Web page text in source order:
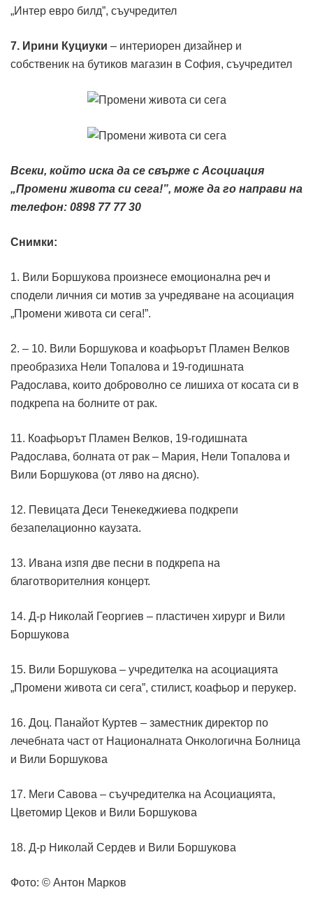
„Интер евро билд”, съучредител
7. Ирини Куциуки – интериорен дизайнер и
собственик на бутиков магазин в София, съучредител
Всеки, който иска да се свърже с Асоциация
„Промени живота си сега!”, може да го направи на
телефон: 0898 77 77 30
Снимки:
1. Вили Боршукова произнесе емоционална реч и
сподели личния си мотив за учредяване на асоциация
„Промени живота си сега!”.
2. – 10. Вили Боршукова и коафьорът Пламен Велков
преобразиха Нели Топалова и 19-годишната
Радослава, които доброволно се лишиха от косата си в
подкрепа на болните от рак.
11. Коафьорът Пламен Велков, 19-годишната
Радослава, болната от рак – Мария, Нели Топалова и
Вили Боршукова (от ляво на дясно).
12. Певицата Деси Тенекеджиева подкрепи
безапелационно каузата.
13. Ивана изпя две песни в подкрепа на
благотворителния концерт.
14. Д-р Николай Георгиев – пластичен хирург и Вили
Боршукова
15. Вили Боршукова – учредителка на асоциацията
„Промени живота си сега”, стилист, коафьор и перукер.
16. Доц. Панайот Куртев – заместник директор по
лечебната част от Националната Онкологична Болница
и Вили Боршукова
17. Меги Савова – съучредителка на Асоциацията,
Цветомир Цеков и Вили Боршукова
18. Д-р Николай Сердев и Вили Боршукова
Фото: © Антон Марков